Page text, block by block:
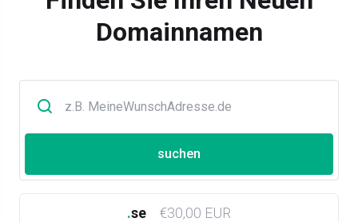
Domainnamen
.se €30,00 EUR